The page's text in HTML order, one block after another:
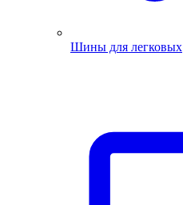
Шины для легковых